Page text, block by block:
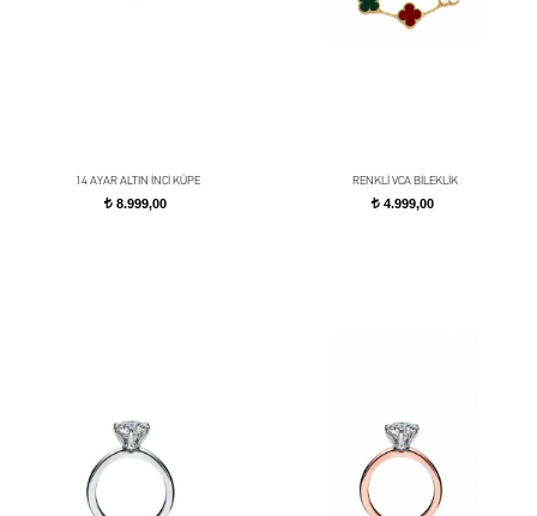
14 AYAR ALTIN İNCİ KÜPE
t8.999,00
RENKLİ VCA BİLEKLİK
t 4.999,00